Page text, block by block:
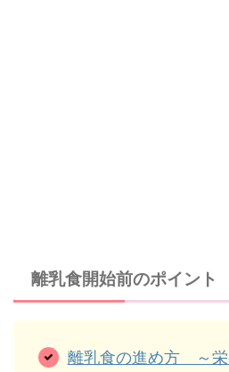
離乳食開始前のポイント
離乳食の進め方 ～栄